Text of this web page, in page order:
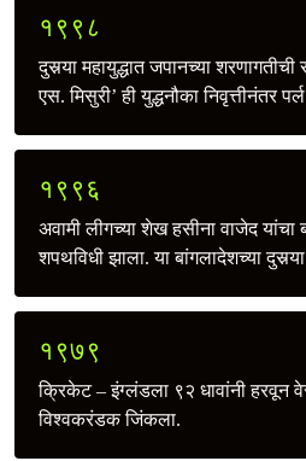
१९९८
दुसर्‍या महायुद्धात जपानच्या
एस. मिसुरी’ ही युद्धनौका निवृत्तीनंतर
१९९६
अवामी लीगच्या शेख हसीना वाजेद यांचा
शपथविधी झाला. या बांगलादेशच्या
१९७९
क्रिकेट – इंग्लंडला ९२ धावांनी हरवून
विश्वकरंडक जिंकला.